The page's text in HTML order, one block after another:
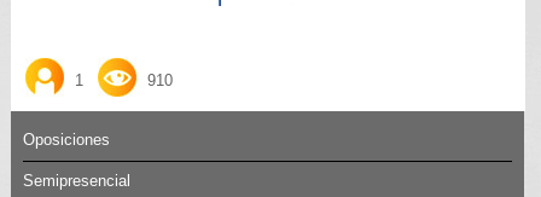
1 910
Oposiciones
Semipresencial